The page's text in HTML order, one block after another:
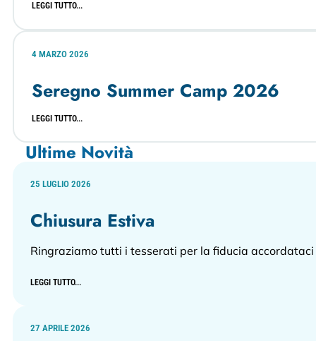
LEGGI TUTTO...
4 MARZO 2026
Seregno Summer Camp 2026
LEGGI TUTTO...
Ultime Novità
25 LUGLIO 2026
Chiusura Estiva
Ringraziamo tutti i tesserati per la fiducia
LEGGI TUTTO...
27 APRILE 2026